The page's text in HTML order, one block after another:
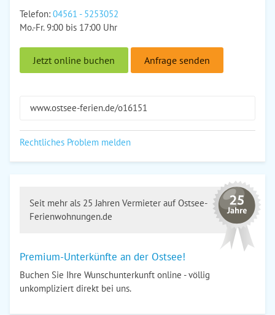
Telefon: 04561 - 5253052
Mo.-Fr. 9:00 bis 17:00 Uhr
Jetzt online buchen Anfrage senden
www.ostsee-ferien.de/o16151
Rechtliches Problem melden
Seit mehr als 25 Jahren Vermieter auf Ostsee-
Ferienwohnungen.de
Premium-Unterkünfte an der Ostsee!
Buchen Sie Ihre Wunschunterkunft online - völlig
unkompliziert direkt bei uns.